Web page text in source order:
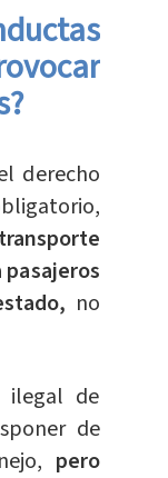
derecho
pasajeros
no
ilegal de
de
pero